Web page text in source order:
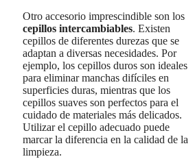
Otro accesorio imprescindible son los
cepillos intercambiables. Existen
cepillos de diferentes durezas que se
adaptan a diversas necesidades. Por
ejemplo, los cepillos duros son ideales
para eliminar manchas difíciles en
superficies duras, mientras que los
cepillos suaves son perfectos para el
cuidado de materiales más delicados.
Utilizar el cepillo adecuado puede
marcar la diferencia en la calidad de la
limpieza.